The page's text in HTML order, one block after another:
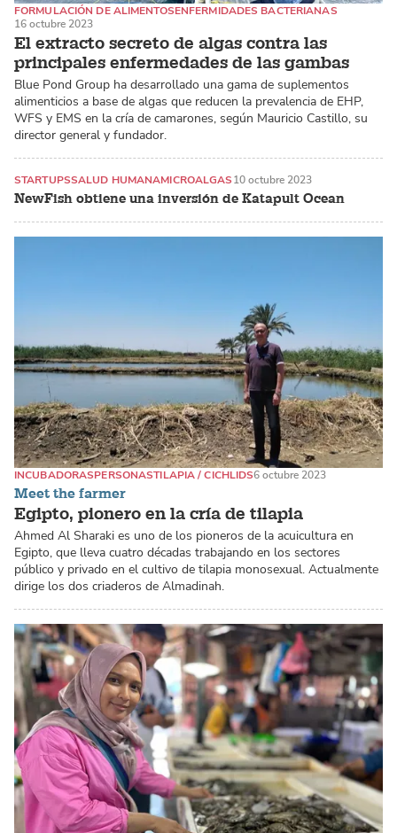
El extracto secreto de algas contra las
principales enfermedades de las gambas
FORMULACIÓN DE ALIMENTOSENFERMIDADES BACTERIANAS
CAMARONES
16 octubre 2023
Blue Pond Group ha desarrollado una gama de suplementos
alimenticios a base de algas que reducen la prevalencia de EHP,
WFS y EMS en la cría de camarones, según Mauricio Castillo, su
director general y fundador.
NewFish obtiene una inversión de Katapult Ocean
STARTUPSSALUD HUMANAMICROALGAS10 octubre 2023
Meet the farmer
Egipto, pionero en la cría de tilapia
INCUBADORASPERSONASTILAPIA / CICHLIDS6 octubre 2023
Ahmed Al Sharaki es uno de los pioneros de la acuicultura en
Egipto, que lleva cuatro décadas trabajando en los sectores
público y privado en el cultivo de tilapia monosexual. Actualmente
dirige los dos criaderos de Almadinah.